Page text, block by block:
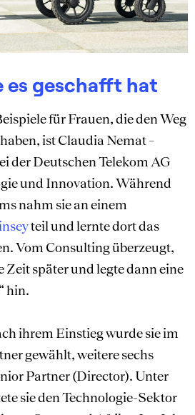
es geschafft hat
für Frauen, die den Weg
ist Claudia Nemat –
der Deutschen Telekom AG
und Innovation. Während
nahm sie an einem
teil und lernte dort das
Vom Consulting überzeugt,
Zeit später und legte dann eine
hin.
ihrem Einstieg wurde sie im
gewählt, weitere sechs
Partner (Director). Unter
sie den Technologie-Sektor